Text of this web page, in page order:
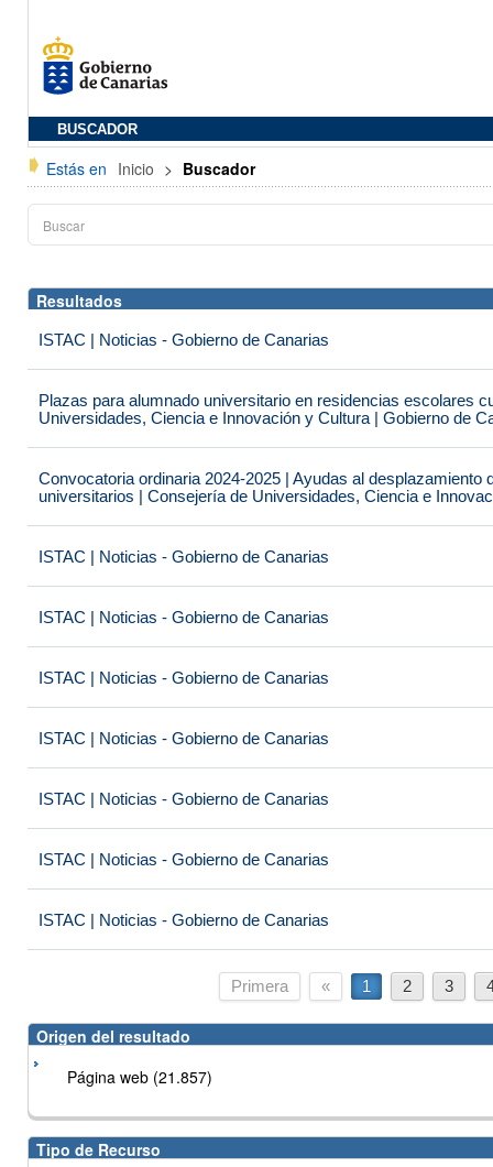
BUSCADOR
Estás en Inicio > Buscador
Resultados
ISTAC | Noticias - Gobierno de Canarias
Plazas para alumnado universitario en residencias escolares
Universidades, Ciencia e Innovación y Cultura | Gobierno de
Convocatoria ordinaria 2024-2025 | Ayudas al desplazamiento
universitarios | Consejería de Universidades, Ciencia e
ISTAC | Noticias - Gobierno de Canarias
ISTAC | Noticias - Gobierno de Canarias
ISTAC | Noticias - Gobierno de Canarias
ISTAC | Noticias - Gobierno de Canarias
ISTAC | Noticias - Gobierno de Canarias
ISTAC | Noticias - Gobierno de Canarias
ISTAC | Noticias - Gobierno de Canarias
Primera « 1 2 3
Origen del resultado
Página web (21.857)
Tipo de Recurso